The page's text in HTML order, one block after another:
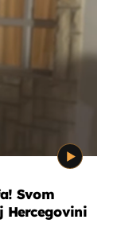
Svom
Hercegovini